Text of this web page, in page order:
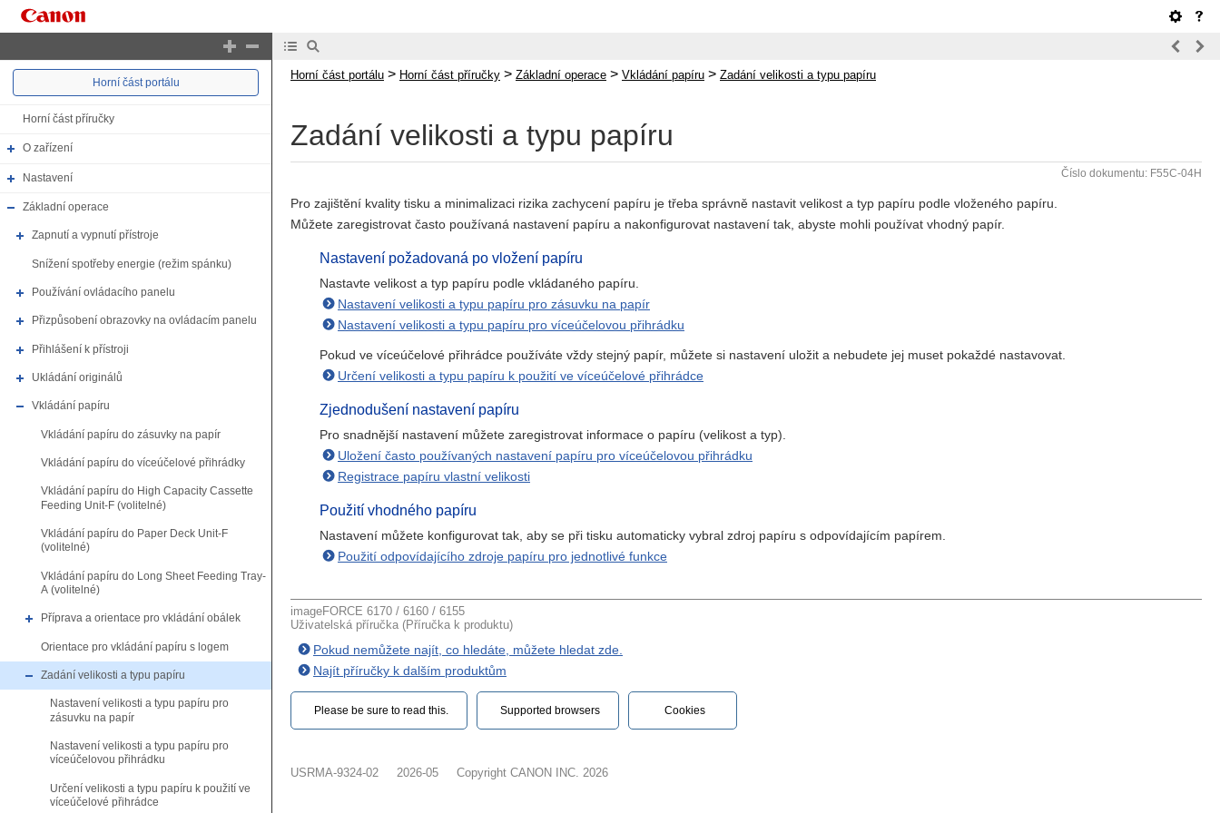
Horní část portálu
Horní část příručky
O zařízení
Nastavení
Základní operace
Zapnutí a vypnutí přístroje
Snížení spotřeby energie (režim spánku)
Používání ovládacího panelu
Přizpůsobení obrazovky na ovládacím panelu
Přihlášení k přístroji
Ukládání originálů
Vkládání papíru
Vkládání papíru do zásuvky na papír
Vkládání papíru do víceúčelové přihrádky
Vkládání papíru do High Capacity Cassette
Feeding Unit-F (volitelné)
Vkládání papíru do Paper Deck Unit-F
(volitelné)
Vkládání papíru do Long Sheet Feeding Tray-
A (volitelné)
Příprava a orientace pro vkládání obálek
Orientace pro vkládání papíru s logem
Zadání velikosti a typu papíru
Nastavení velikosti a typu papíru pro
zásuvku na papír
Nastavení velikosti a typu papíru pro
víceúčelovou přihrádku
Určení velikosti a typu papíru k použití ve
víceúčelové přihrádce
Horní část portálu > Horní část příručky > Základní operace > Vkládání papíru > Zadání velikosti a typu papíru
Zadání velikosti a typu papíru
Číslo dokumentu: F55C-04H
Pro zajištění kvality tisku a minimalizaci rizika zachycení papíru je třeba správně nastavit velikost a typ papíru podle vloženého papíru.
Můžete zaregistrovat často používaná nastavení papíru a nakonfigurovat nastavení tak, abyste mohli používat vhodný papír.
Nastavení požadovaná po vložení papíru
Nastavte velikost a typ papíru podle vkládaného papíru.
Nastavení velikosti a typu papíru pro zásuvku na papír
Nastavení velikosti a typu papíru pro víceúčelovou přihrádku
Pokud ve víceúčelové přihrádce používáte vždy stejný papír, můžete si nastavení uložit a nebudete jej muset pokaždé nastavovat.
Určení velikosti a typu papíru k použití ve víceúčelové přihrádce
Zjednodušení nastavení papíru
Pro snadnější nastavení můžete zaregistrovat informace o papíru (velikost a typ).
Uložení často používaných nastavení papíru pro víceúčelovou přihrádku
Registrace papíru vlastní velikosti
Použití vhodného papíru
Nastavení můžete konfigurovat tak, aby se při tisku automaticky vybral zdroj papíru s odpovídajícím papírem.
Použití odpovídajícího zdroje papíru pro jednotlivé funkce
imageFORCE 6170 / 6160 / 6155
Uživatelská příručka (Příručka k produktu)
Pokud nemůžete najít, co hledáte, můžete hledat zde.
Najít příručky k dalším produktům
Please be sure to read this.‎ Supported browsers Cookies
USRMA-9324-02 2026-05 Copyright CANON INC. 2026